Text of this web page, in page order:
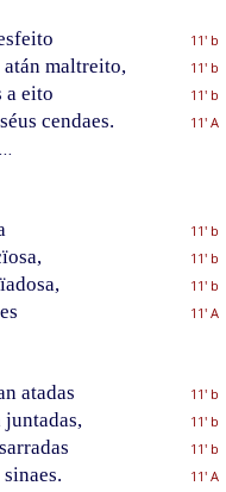
11' b
atán maltreito,
11' b
a eito
11' b
cendaes.
11' A
11' b
11' b
11' b
11' A
atadas
11' b
juntadas,
11' b
11' b
11' A